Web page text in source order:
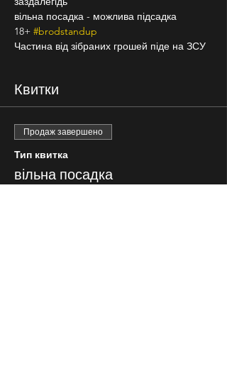
вільна посадка - можлива підсадка
18+ #brodstandup
Частина від зібраних грошей піде на ЗСУ
Квитки
Продаж завершено
Тип квитка
вільна посадка